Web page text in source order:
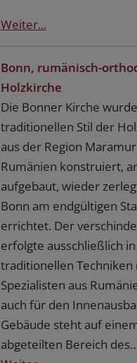
Weiter...
Bonn, rumänisch-
Holzkirche
Die Bonner Kirche
traditionellen Stil der
aus der Region
Rumänien konstruiert,
aufgebaut, wieder
Bonn am endgültigen
errichtet. Der
erfolgte ausschließlich
traditionellen Techniken
Spezialisten aus
auch für den
Gebäude steht auf
abgeteilten Bereich